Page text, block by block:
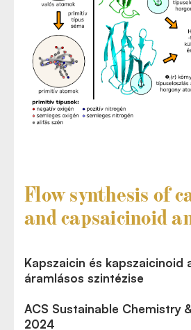
Flow synthesis of
and capsaicinoid
Kapszaicin és kapszaicinoid
áramlásos szintézise
ACS Sustainable Chemistry
2024